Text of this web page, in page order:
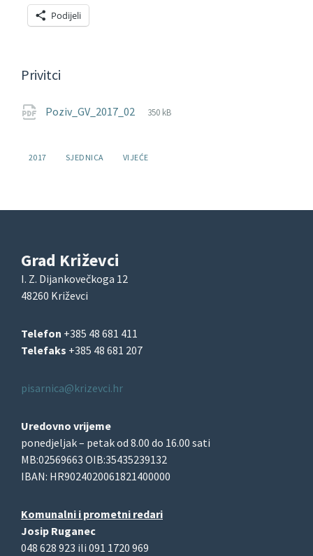
Podijeli
Privitci
Poziv_GV_2017_02
File
pdf
File
350 kB
Oznake:
2017 SJEDNICA VIJEĆE
Grad Križevci
I. Z. Dijankovečkoga 12
48260 Križevci
Telefon +385 48 681 411
Telefaks +385 48 681 207
pisarnica@krizevci.hr
Uredovno vrijeme
ponedjeljak – petak od 8.00 do 16.00 sati
MB:02569663 OIB:35435239132
IBAN: HR9024020061821400000
Komunalni i prometni redari
Josip Ruganec
048 628 923 ili 091 1720 969